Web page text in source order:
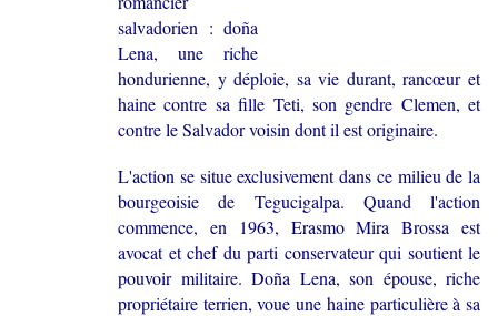
salvadorien : doña
Lena, une riche
hondurienne, y déploie, sa vie durant, rancœur et
haine contre sa fille Teti, son gendre Clemen, et
contre le Salvador voisin dont il est originaire.
L'action se situe exclusivement dans ce milieu de la
bourgeoisie de Tegucigalpa. Quand l'action
commence, en 1963, Erasmo Mira Brossa est
avocat et chef du parti conservateur qui soutient le
pouvoir militaire. Doña Lena, son épouse, riche
propriétaire terrien, voue une haine particulière à sa